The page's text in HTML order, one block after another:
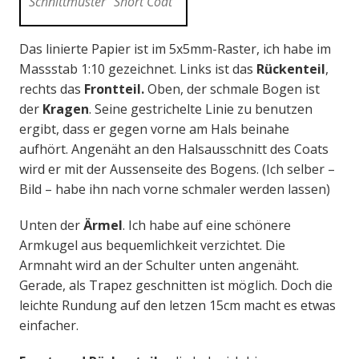
Das linierte Papier ist im 5x5mm-Raster, ich habe im
Massstab 1:10 gezeichnet. Links ist das Rückenteil,
rechts das Frontteil.Oben, der schmale Bogen ist
der Kragen. Seine gestrichelte Linie zu benutzen
ergibt, dass er gegen vorne am Hals beinahe
aufhört. Angenäht an den Halsausschnitt des Coats
wird er mit der Aussenseite des Bogens. (Ich selber –
Bild – habe ihn nach vorne schmaler werden lassen)
Unten derÄrmel. Ich habe auf eine schönere
Armkugel aus bequemlichkeit verzichtet. Die
Armnaht wird an der Schulter unten angenäht.
Gerade, als Trapez geschnitten ist möglich. Doch die
leichte Rundung auf den letzen 15cm macht es etwas
einfacher.